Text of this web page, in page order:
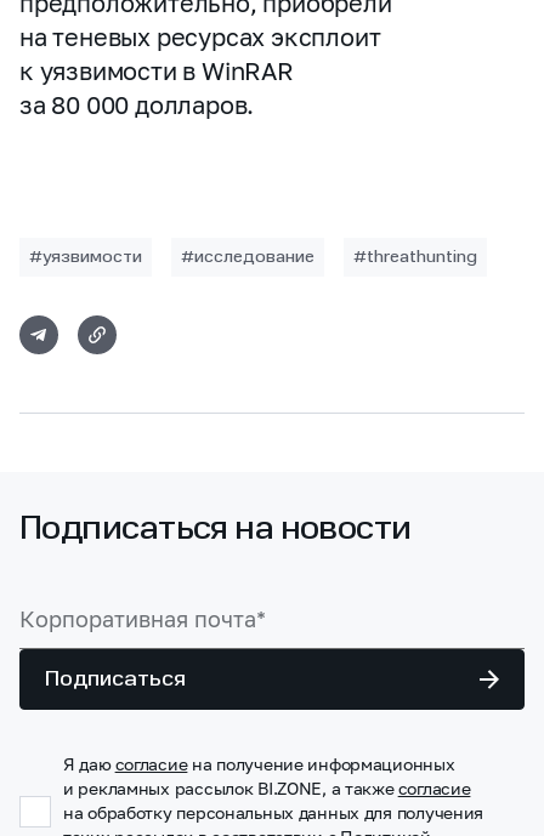
на теневых ресурсах эксплоит
к уязвимости в WinRAR
за 80 000 долларов.
#уязвимости #исследование #threathunting
Подписаться на новости
Подписаться
Я даюсогласиена получение информационных
и рекламных рассылок BI.ZONE, а такжесогласие
на обработку персональных данных для получения